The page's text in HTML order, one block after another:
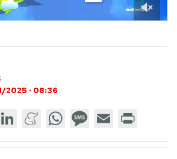
2025 · 08:36